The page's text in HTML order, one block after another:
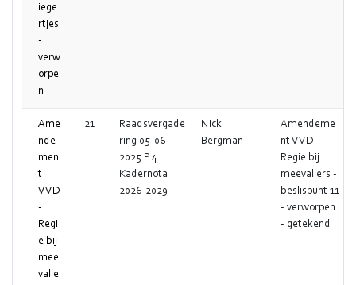
iege
rtjes
-
verw
orpe
n
Ame
nde
men
t
VVD
-
Regi
e bij
mee
valle
21
Raadsvergade
ring 05-06-
2025 P.4.
Kadernota
2026-2029
Nick
Bergman
Amendeme
nt VVD -
Regie bij
meevallers -
beslispunt 11
- verworpen
- getekend